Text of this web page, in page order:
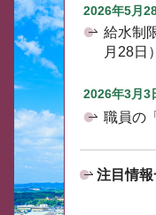
2026年5月
給水制
月28日）
2026年3月3
職員の
注目情